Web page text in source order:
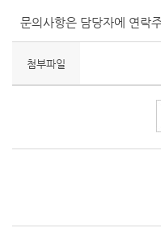
문의사항은 담당자에 연락
첨부파일